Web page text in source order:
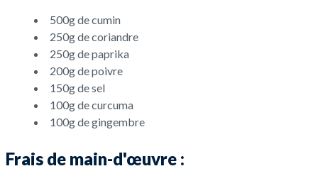
500g de cumin
250g de coriandre
250g de paprika
200g de poivre
150g de sel
100g de curcuma
100g de gingembre
Frais de main-d'œuvre :